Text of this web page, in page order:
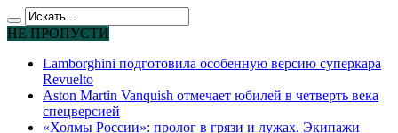
НЕ ПРОПУСТИ
Lamborghini подготовила особенную версию суперкара
Revuelto
Aston Martin Vanquish отмечает юбилей в четверть века
спецверсией
«Холмы России»: пролог в грязи и лужах. Экипажи